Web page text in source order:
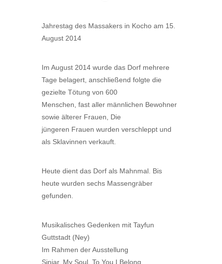
Jahrestag des Massakers in Kocho am 15.
August 2014
Im August 2014 wurde das Dorf mehrere
Tage belagert, anschließend folgte die
gezielte Tötung von 600
Menschen, fast aller männlichen Bewohner
sowie älterer Frauen, Die
jüngeren Frauen wurden verschleppt und
als Sklavinnen verkauft.
Heute dient das Dorf als Mahnmal. Bis
heute wurden sechs Massengräber
gefunden.
Musikalisches Gedenken mit Tayfun
Guttstadt (Ney)
Im Rahmen der Ausstellung
Sinjar, My Soul, To You I Belong